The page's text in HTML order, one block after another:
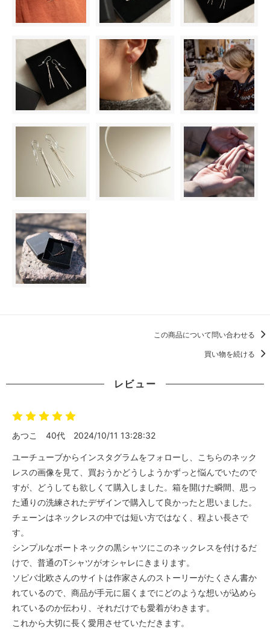
この商品について問い合わせる
買い物を続ける
レビュー
あつこ 40代 2024/10/11 13:28:32
ユーチューブからインスタグラムをフォローし、こちらのネック
レスの画像を見て、買おうかどうしようかずっと悩んでいたので
すが、どうしても欲しくて購入しました。箱を開けた瞬間、思っ
た通りの洗練されたデザインで購入して良かったと思いました。
チェーンはネックレスの中では短い方ではなく、程よい長さで
す。
シンプルなボートネックの黒シャツにこのネックレスを付けるだ
けで、普通のTシャツがオシャレにきまります。
ソピバ北欧さんのサイトは作家さんのストーリーがたくさん書か
れているので、商品が手元に届くまでにどのような想いが込めら
れているのか伝わり、それだけでも愛着がわきます。
これから大切に長く愛用させていただきます。